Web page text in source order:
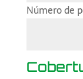
Número de